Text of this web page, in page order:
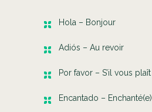
Hola – Bonjour
Adiós – Au revoir
Por favor – S’il vous plaît
Encantado – Enchanté(e)